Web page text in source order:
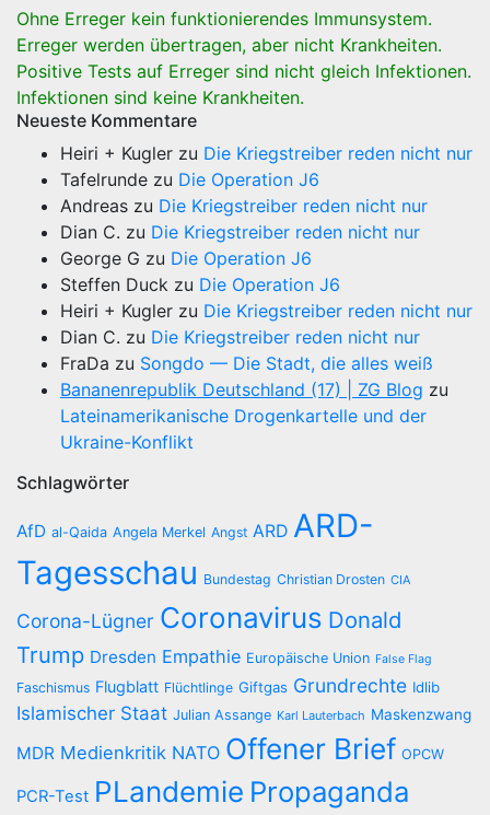
Ohne Erreger kein funktionierendes Immunsystem.
Erreger werden übertragen, aber nicht Krankheiten.
Positive Tests auf Erreger sind nicht gleich Infektionen.
Infektionen sind keine Krankheiten.
Neueste Kommentare
Heiri + Kugler zu Die Kriegstreiber reden nicht nur
Tafelrunde zu Die Operation J6
Andreas zu Die Kriegstreiber reden nicht nur
Dian C. zu Die Kriegstreiber reden nicht nur
George G zu Die Operation J6
Steffen Duck zu Die Operation J6
Heiri + Kugler zu Die Kriegstreiber reden nicht nur
Dian C. zu Die Kriegstreiber reden nicht nur
FraDa zu Songdo — Die Stadt, die alles weiß
Bananenrepublik Deutschland (17) | ZG Blog zu
Lateinamerikanische Drogenkartelle und der
Ukraine-Konflikt
Schlagwörter
AfD al-Qaida Angela Merkel Angst ARD ARD-
Tagesschau Bundestag Christian Drosten CIA
Corona-Lügner Coronavirus Donald
Trump Dresden Empathie Europäische Union False Flag
Faschismus Flugblatt Flüchtlinge Giftgas Grundrechte Idlib
Islamischer Staat Julian Assange Karl Lauterbach Maskenzwang
MDR Medienkritik NATO Offener Brief OPCW
PCR-Test PLandemie Propaganda